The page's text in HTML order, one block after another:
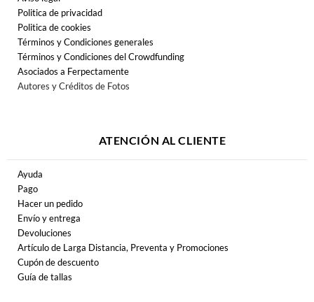
Politica de privacidad
Politica de cookies
Términos y Condiciones generales
Términos y Condiciones del Crowdfunding
Asociados a Ferpectamente
Autores y Créditos de Fotos
ATENCIÓN AL CLIENTE
Ayuda
Pago
Hacer un pedido
Envío y entrega
Devoluciones
Artículo de Larga Distancia, Preventa y Promociones
Cupón de descuento
Guía de tallas